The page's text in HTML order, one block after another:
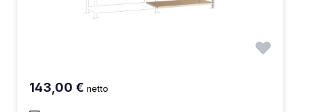
143,00 € netto